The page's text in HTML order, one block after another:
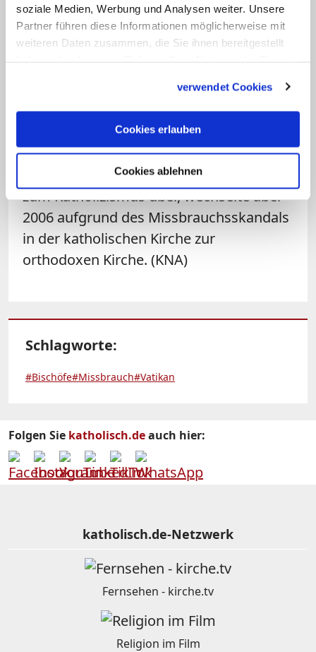
soziale Medien, Werbung und Analysen weiter. Unsere
Partner führen diese Informationen möglicherweise mit
weiteren Daten zusammen, die Sie ihnen bereitgestellt
verwendet Cookies
Cookies erlauben
Cookies ablehnen
Papst Benedikt XVI. (2005-2013) sowie als
Präfekt des Päpstlichen Hauses für Papst
Franziskus tätig.
Er äußerte sich am Dienstag in Rom bei
der Vorstellung des Buchs "Die Benedikt-
Option - Eine Strategie für Christen in
einer nachchristlichen Gesellschaft" des
US-Autors Rod Dreher. Dieser trat 1993
zum Katholizismus über, wechselte aber
2006 aufgrund des Missbrauchsskandals
in der katholischen Kirche zur
orthodoxen Kirche. (KNA)
Schlagworte:
#Bischöfe#Missbrauch#Vatikan
Folgen Sie katholisch.deauch hier:
katholisch.de-Netzwerk
Fernsehen - kirche.tv
Religion im Film